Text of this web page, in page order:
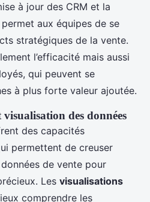
à jour des CRM et la
aux équipes de se
stratégiques de la vente.
l’efficacité mais aussi
qui peuvent se
à plus forte valeur ajoutée.
des données
des capacités
permettent de creuser
de vente pour
Les visualisations
comprendre les